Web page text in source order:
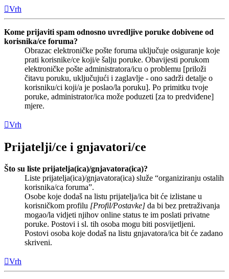
Vrh
Kome prijaviti spam odnosno uvredljive poruke dobivene od
korisnika/ce foruma?
Obrazac elektroničke pošte foruma uključuje osiguranje koje
prati korisnike/ce koji/e šalju poruke. Obavijesti porukom
elektroničke pošte administratora/icu o problemu [priloži
čitavu poruku, uključujući i zaglavlje - ono sadrži detalje o
korisniku/ci koji/a je poslao/la poruku]. Po primitku tvoje
poruke, administrator/ica može poduzeti [za to predviđene]
mjere.
Vrh
Prijatelji/ce i gnjavatori/ce
Što su liste prijatelja(ica)/gnjavatora(ica)?
Liste prijatelja(ica)/gnjavatora(ica) služe “organiziranju ostalih
korisnika/ca foruma”.
Osobe koje dodaš na listu prijatelja/ica bit će izlistane u
korisničkom profilu [Profil/Postavke] da bi bez pretraživanja
mogao/la vidjeti njihov online status te im poslati privatne
poruke. Postovi i sl. tih osoba mogu biti posvijetljeni.
Postovi osoba koje dodaš na listu gnjavatora/ica bit će zadano
skriveni.
Vrh